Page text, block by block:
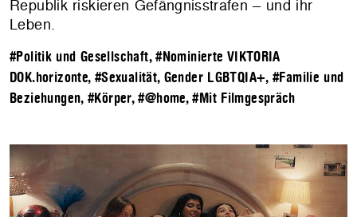
Republik riskieren Gefängnisstrafen – und ihr
Leben.
#Politik und Gesellschaft,#Nominierte VIKTORIA
DOK.horizonte, #Sexualität, Gender LGBTQIA+,#Familie und
Beziehungen,#Körper,#@home,#Mit Filmgespräch